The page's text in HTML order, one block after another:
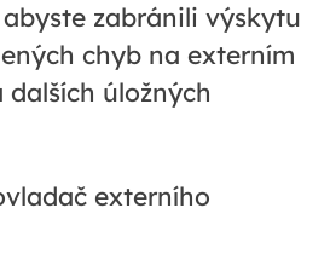
zabránili výskytu
chyb na externím
úložných
externího